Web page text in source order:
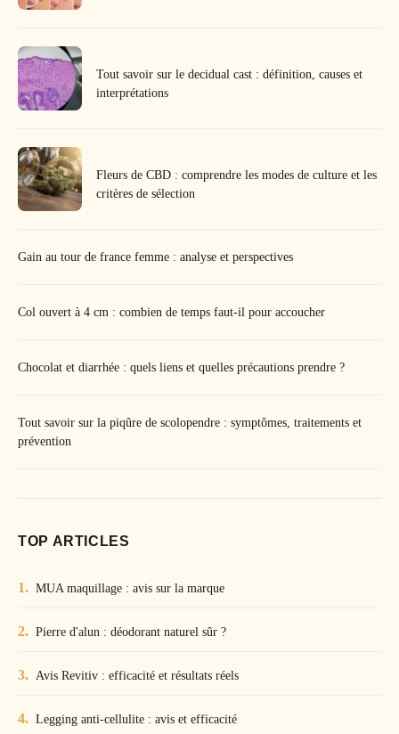
Tout savoir sur le decidual cast : définition, causes et
interprétations
Fleurs de CBD : comprendre les modes de culture et les
critères de sélection
Gain au tour de france femme : analyse et perspectives
Col ouvert à 4 cm : combien de temps faut-il pour accoucher
Chocolat et diarrhée : quels liens et quelles précautions prendre ?
Tout savoir sur la piqûre de scolopendre : symptômes, traitements et
prévention
TOP ARTICLES
MUA maquillage : avis sur la marque
Pierre d'alun : déodorant naturel sûr ?
Avis Revitiv : efficacité et résultats réels
Legging anti-cellulite : avis et efficacité